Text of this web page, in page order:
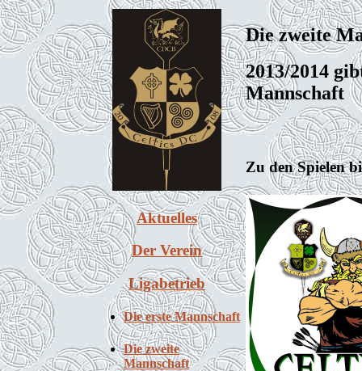
Aktuelles
Der Verein
Ligabetrieb
Die erste Mannschaft
Die zweite
Mannschaft
Die zweite
2013/2014
Mannschaft
Zu den Spielen